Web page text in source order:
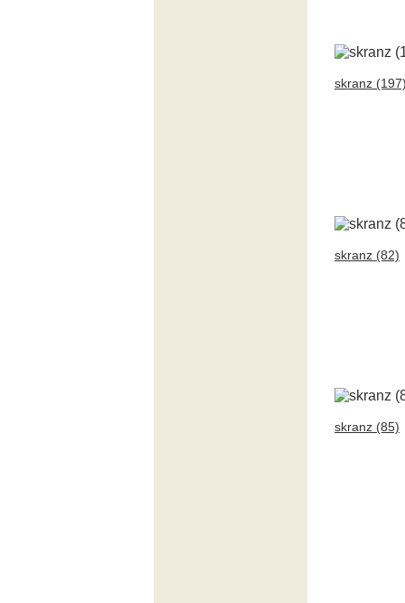
skranz
skranz (82)
skranz (85)